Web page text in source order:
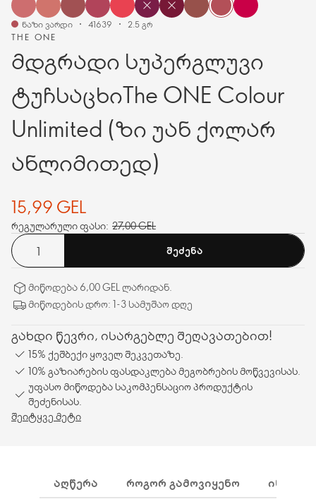
THE ONE
მდგრადი სუპერგლუვი
ტუჩსაცხიThe ONE Colour
Unlimited (ზი უან ქოლარ
ანლიმითედ)
ნაზი ვარდი 41639 2.5 გრ
15,99 GEL
რეგულარული ფასი: 27,00 GEL
ᲨᲔᲫᲔᲜᲐ
მიწოდება 6,00 GEL ლარიდან.
მიწოდების დრო: 1-3 სამუშაო დღე
გახდი წევრი, ისარგებლე შეღავათებით!
15% ქეშბექი ყოველ შეკვეთაზე.
10% გაზიარების ფასდაკლება მეგობრების მოწვევისას.
უფასო მიწოდება საკომპენსაციო პროდუქტის
შეძენისას.
შეიტყვე მეტი
ᲐᲦᲬᲔᲠᲐ ᲠᲝᲒᲝᲠ ᲒᲐᲛᲝᲕᲘᲧᲔᲜᲝ